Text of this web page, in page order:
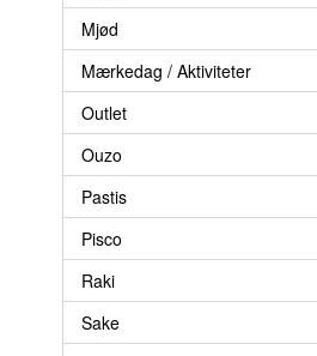
Mjød
Mærkedag / Aktiviteter
Outlet
Ouzo
Pastis
Pisco
Raki
Sake